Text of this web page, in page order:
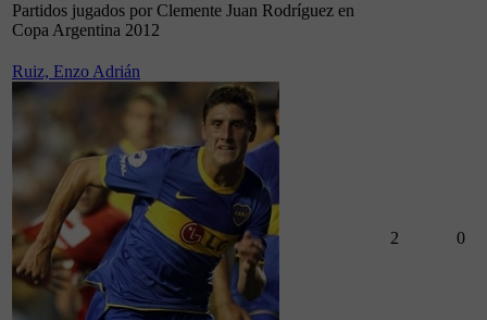
Partidos jugados por Clemente Juan Rodríguez en
Copa Argentina 2012
Ruiz, Enzo Adrián
2 0